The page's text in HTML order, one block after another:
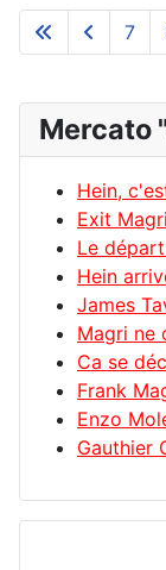
7
Mercato
Hein,
Exit Magri
Le
Hein
James
Magri ne
Ca se
Frank
Enzo
Gauthier